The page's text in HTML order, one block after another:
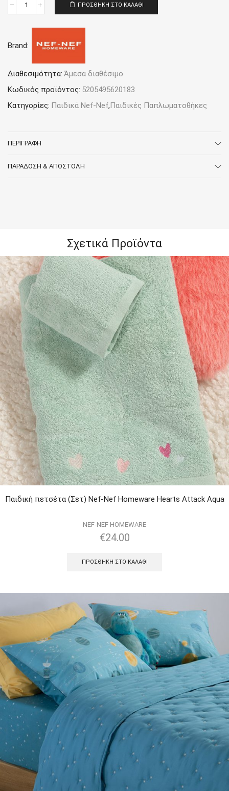
Παπλωματοθήκη
Μονή
Nef-
Homeware
Roller
ποσότητα
ΠΡΟΣΘΉΚΗ ΣΤΟ ΚΑΛΆΘΙ
Brand:
Διαθεσιμότητα: Άμεσα διαθέσιμο
Κωδικός προϊόντος: 5205495620183
Κατηγορίες: Παιδικά Nef-Nef, Παιδικές Παπλωματοθήκες
ΠΕΡΙΓΡΑΦΉ
ΠΑΡΆΔΟΣΗ & ΑΠΟΣΤΟΛΉ
Σχετικά Προϊόντα
Παιδική πετσέτα (Σετ) Nef-Nef Homeware Hearts Attack Aqua
NEF-NEF HOMEWARE
€24.00
ΠΡΟΣΘΉΚΗ ΣΤΟ ΚΑΛΆΘΙ